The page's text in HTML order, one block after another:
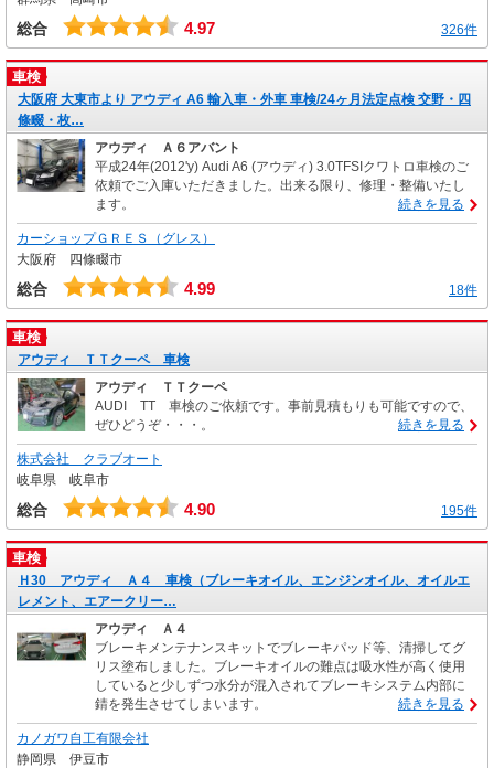
総合 4.97 326件
車検
大阪府 大東市より アウディ A6 輸入車・外車 車検/24ヶ月法定点検 交野・四
條畷・枚…
アウディ Ａ６アバント
平成24年(2012'y) Audi A6 (アウディ) 3.0TFSIクワトロ車検のご
依頼でご入庫いただきました。出来る限り、修理・整備いたし
ます。
続きを見る
カーショップＧＲＥＳ（グレス）
大阪府 四條畷市
総合 4.99 18件
車検
アウディ ＴＴクーペ 車検
アウディ ＴＴクーペ
AUDI TT 車検のご依頼です。事前見積もりも可能ですので、
ぜひどうぞ・・・。
続きを見る
株式会社 クラブオート
岐阜県 岐阜市
総合 4.90 195件
車検
Ｈ30 アウディ Ａ４ 車検（ブレーキオイル、エンジンオイル、オイルエ
レメント、エアークリー…
アウディ Ａ４
ブレーキメンテナンスキットでブレーキパッド等、清掃してグ
リス塗布しました。ブレーキオイルの難点は吸水性が高く使用
していると少しずつ水分が混入されてブレーキシステム内部に
錆を発生させてしまいます。
続きを見る
カノガワ自工有限会社
静岡県 伊豆市